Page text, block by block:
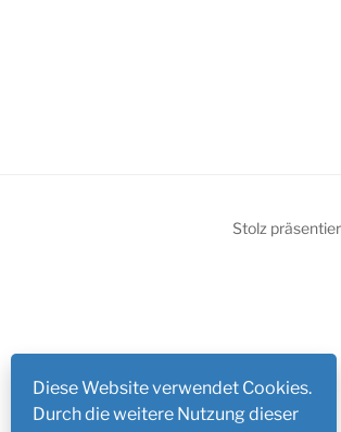
Stolz
Diese Website verwendet Cookies.
Durch die weitere Nutzung dieser